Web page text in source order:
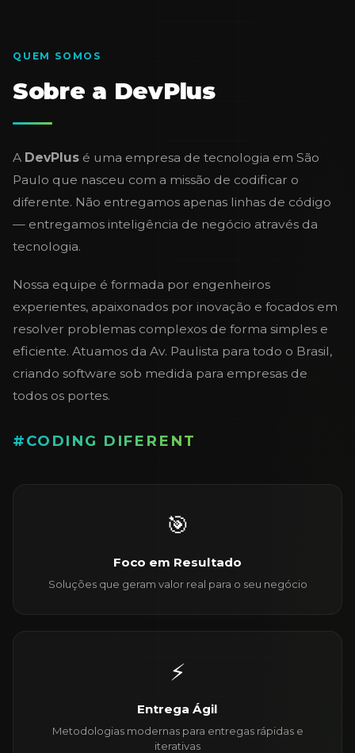
QUEM SOMOS
Sobre a DevPlus
A DevPlus é uma empresa de tecnologia em São
Paulo que nasceu com a missão de codificar o
diferente. Não entregamos apenas linhas de código
— entregamos inteligência de negócio através da
tecnologia.
Nossa equipe é formada por engenheiros
experientes, apaixonados por inovação e focados em
resolver problemas complexos de forma simples e
eficiente. Atuamos da Av. Paulista para todo o Brasil,
criando software sob medida para empresas de
todos os portes.
#CODING DIFERENT
🎯
Foco em Resultado
Soluções que geram valor real para o seu negócio
⚡
Entrega Ágil
Metodologias modernas para entregas rápidas e
iterativas